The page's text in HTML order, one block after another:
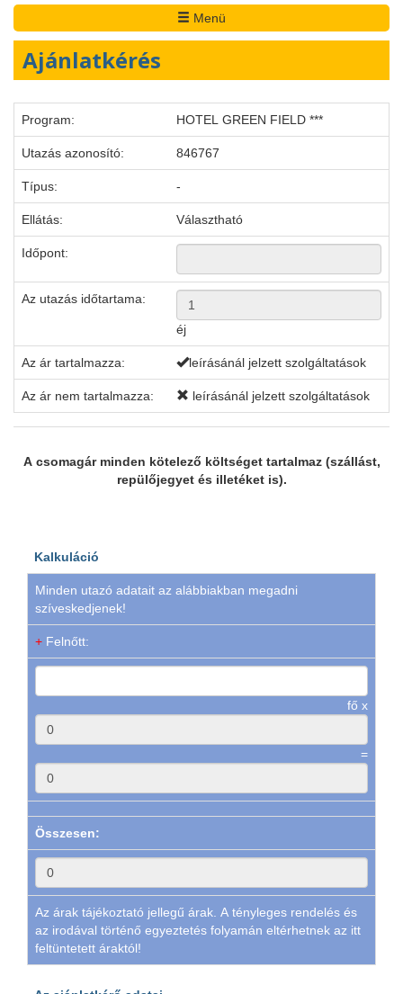
Menü
Ajánlatkérés
Program: HOTEL GREEN FIELD ***
Utazás azonosító: 846767
Típus: -
Ellátás: Választható
Időpont:
Az utazás időtartama:
éj
Az ár tartalmazza: leírásánál jelzett szolgáltatások
Az ár nem tartalmazza: leírásánál jelzett szolgáltatások
A csomagár minden kötelező költséget tartalmaz (szállást,
repülőjegyet és illetéket is).
Kalkuláció
Minden utazó adatait az alábbiakban megadni
szíveskedjenek!
+ Felnőtt:
fő x
=
Összesen:
Az árak tájékoztató jellegű árak. A tényleges rendelés és
az irodával történő egyeztetés folyamán eltérhetnek az itt
feltüntetett áraktól!